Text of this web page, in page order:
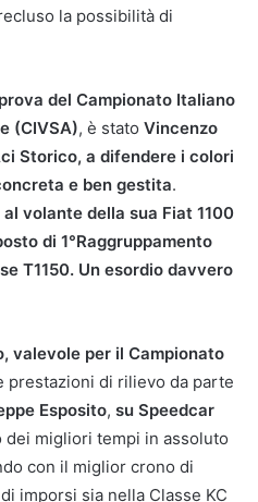
la possibilità di
del Campionato Italiano
(CIVSA), è stato Vincenzo
Storico, a difendere i colori
e ben gestita.
volante della sua Fiat 1100
di 1°Raggruppamento
T1150. Un esordio davvero
valevole per il Campionato
prestazioni di rilievo da parte
Esposito, su Speedcar
dei migliori tempi in assoluto
con il miglior crono di
imporsi sia nella Classe KC